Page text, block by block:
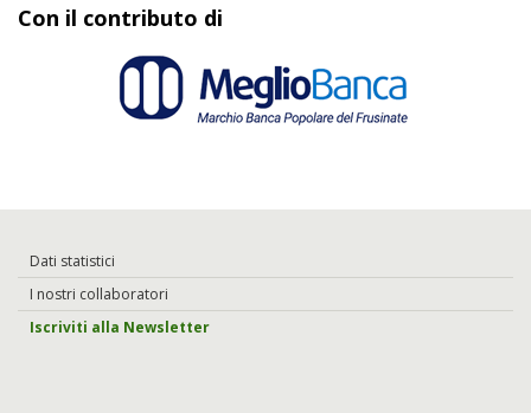
Con il contributo di
Dati statistici
I nostri collaboratori
Iscriviti alla Newsletter